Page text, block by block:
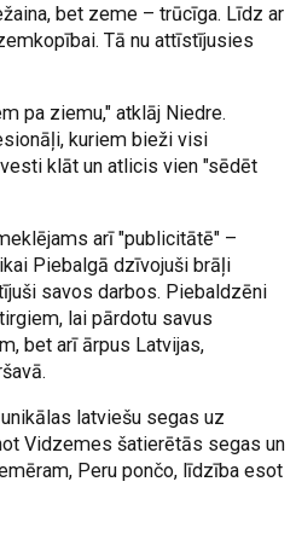
bet zeme – trūcīga. Līdz ar
Tā nu attīstījusies
pa ziemu," atklāj Niedre.
kuriem bieži visi
klāt un atlicis vien "sēdēt
arī "publicitātē" –
Piebalgā dzīvojuši brāļi
savos darbos. Piebaldzēni
lai pārdotu savus
bet arī ārpus Latvijas,
latviešu segas uz
Vidzemes šatierētās segas un
Peru pončo, līdzība esot